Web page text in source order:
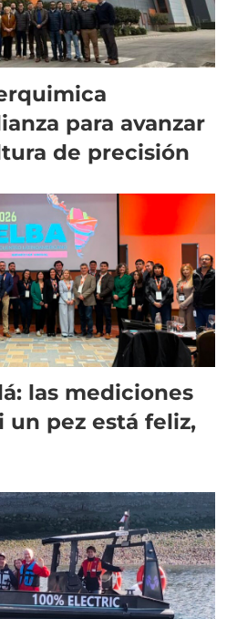
para avanzar
de precisión
las mediciones
un pez está feliz,